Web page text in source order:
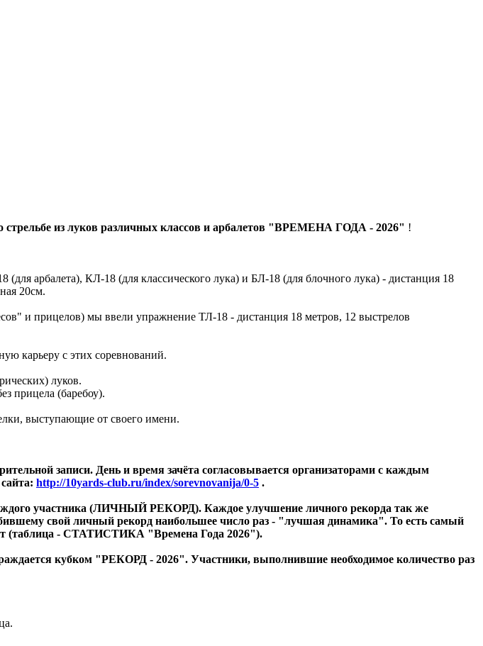
из луков различных классов и арбалетов "ВРЕМЕНА ГОДА - 2026" !
арбалета), КЛ-18 (для классического лука) и БЛ-18 (для блочного лука) - дистанция 18
20см.
и прицелов) мы ввели упражнение ТЛ-18 - дистанция 18 метров, 12 выстрелов
карьеру с этих соревнований.
луков.
прицела (баребоу).
выступающие от своего имени.
записи. День и время зачёта согласовывается организаторами с каждым
http://10yards-club.ru/index/sorevnovanija/0-5 .
участника (ЛИЧНЫЙ РЕКОРД). Каждое улучшение личного рекорда так же
свой личный рекорд наибольшее число раз - "лучшая динамика". То есть самый
(таблица - СТАТИСТИКА "Времена Года 2026").
кубком "РЕКОРД - 2026". Участники, выполнившие необходимое количество раз